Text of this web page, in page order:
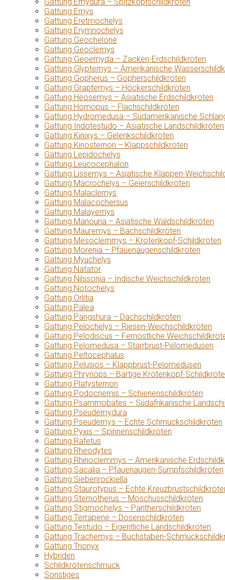
Gattung Emys
Gattung Eretmochelys
Gattung Erymnochelys
Gattung Geochelone
Gattung Geoclemys
Gattung Geoemyda – Zacken-Erdschildkröten
Gattung Glyptemys – Amerikanische
Gattung Gopherus – Gopherschildkröten
Gattung Graptemys – Höckerschildkröten
Gattung Heosemys – Asiatische Erdschildkröten
Gattung Homopus – Flachschildkröten
Gattung Hydromedusa – Südamerikanische
Gattung Indotestudo – Asiatische Landschildkröten
Gattung Kinixys – Gelenkschildkröten
Gattung Kinosternon – Klappschildkröten
Gattung Lepidochelys
Gattung Leucocephalon
Gattung Lissemys – Asiatische Klappen-
Gattung Macrochelys – Geierschildkröten
Gattung Malaclemys
Gattung Malacochersus
Gattung Malayemys
Gattung Manouria – Asiatische Waldschildkröten
Gattung Mauremys – Bachschildkröten
Gattung Mesoclemmys – Krötenkopf-Schildkröten
Gattung Morenia – Pfauenaugenschildkröten
Gattung Myuchelys
Gattung Natator
Gattung Nilssonia – Indische Weichschildkröten
Gattung Notochelys
Gattung Orlitia
Gattung Palea
Gattung Pangshura – Dachschildkröten
Gattung Pelochelys – Riesen-Weichschildkröten
Gattung Pelodiscus – Fernöstliche
Gattung Pelomedusa – Starrbrust-Pelomedusen
Gattung Peltocephalus
Gattung Pelusios – Klappbrust-Pelomedusen
Gattung Phrynops – Bärtige Krötenkopf-
Gattung Platysternon
Gattung Podocnemis – Schienenschildkröten
Gattung Psammobates – Südafrikanische
Gattung Pseudemydura
Gattung Pseudemys – Echte Schmuckschildkröten
Gattung Pyxis – Spinnenschildkröten
Gattung Rafetus
Gattung Rheodytes
Gattung Rhinoclemmys – Amerikanische
Gattung Sacalia – Pfauenaugen-Sumpfschildkröten
Gattung Siebenrockiella
Gattung Staurotypus – Echte
Gattung Sternotherus – Moschusschildkröten
Gattung Stigmochelys – Pantherschildkröten
Gattung Terrapene – Dosenschildkröten
Gattung Testudo – Eigentliche Landschildkröten
Gattung Trachemys – Buchstaben-
Gattung Trionyx
Hybriden
Schildkrötenschmuck
Sonstiges